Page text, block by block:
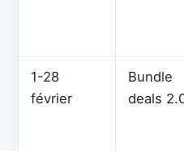
1-28
février
Bundle
deals